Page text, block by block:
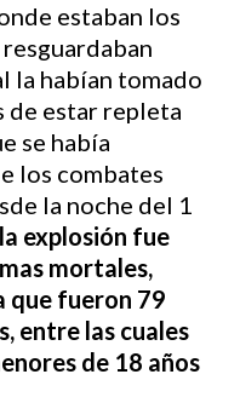
estaban los
la habían tomado
de estar repleta
se había
los combates
la noche del 1
explosión fue
mortales,
que fueron 79
entre las cuales
de 18 años